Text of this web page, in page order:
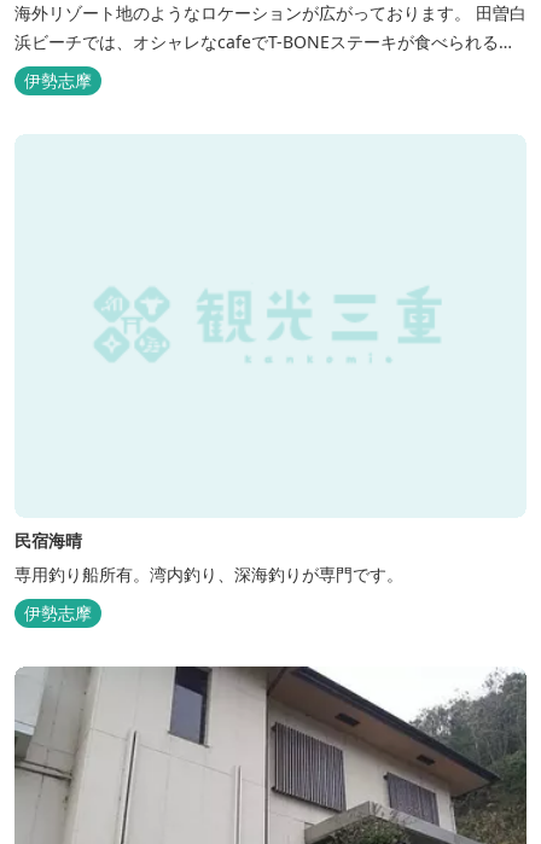
海外リゾート地のようなロケーションが広がっております。 田曽白
浜ビーチでは、オシャレなcafeでT-BONEステーキが食べられる。
又、海を見ながら黄昏るのもよし、アクティブにマリンアクティビ
ティ・スカイダイビング・ヘリコプタークルージングを体験するこ
ともできます。 是非、田曽白浜にございます施設紹介のVTRをご参
伊勢志摩
民宿海晴
専用釣り船所有。湾内釣り、深海釣りが専門です。
伊勢志摩